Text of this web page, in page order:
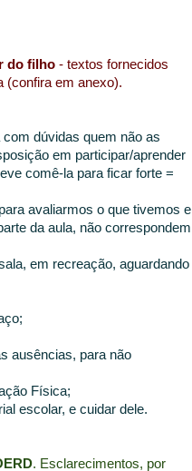
do filho - textos fornecidos
(confira em anexo).
dúvidas quem não as
em participar/aprender
comê-la para ficar forte =
avaliarmos o que tivemos e
da aula, não correspondem
em recreação, aguardando
ausências, para não
Física;
escolar, e cuidar dele.
. Esclarecimentos, por